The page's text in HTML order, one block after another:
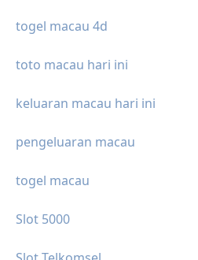
togel macau 4d
toto macau hari ini
keluaran macau hari ini
pengeluaran macau
togel macau
Slot 5000